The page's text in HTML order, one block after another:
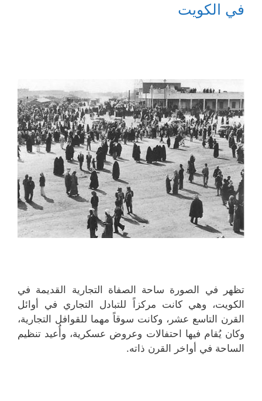
في الكويت
تظهر في الصورة ساحة الصفاة التجارية القديمة في
الكويت، وهي كانت مركزاً للتبادل التجاري في أوائل
القرن التاسع عشر، وكانت سوقاً مهما للقوافل التجارية،
وكان يُقام فيها احتفالات وعروض عسكرية، وأُعيد تنظيم
الساحة في أواخر القرن ذاته.